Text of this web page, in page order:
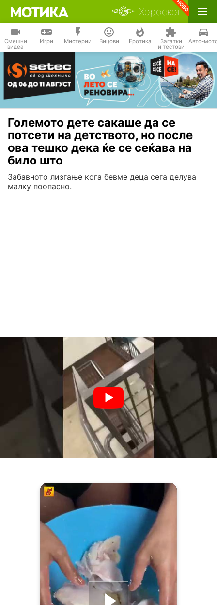
Хороскоп
Смешни
видеа
Игри Мистерии Вицови Еротика Загатки
и тестови
Авто-
Големото дете сакаше да се
потсети на детството, но после
ова тешко дека ќе се сеќава на
било што
Забавното лизгање кога бевме деца сега делува
малку поопасно.